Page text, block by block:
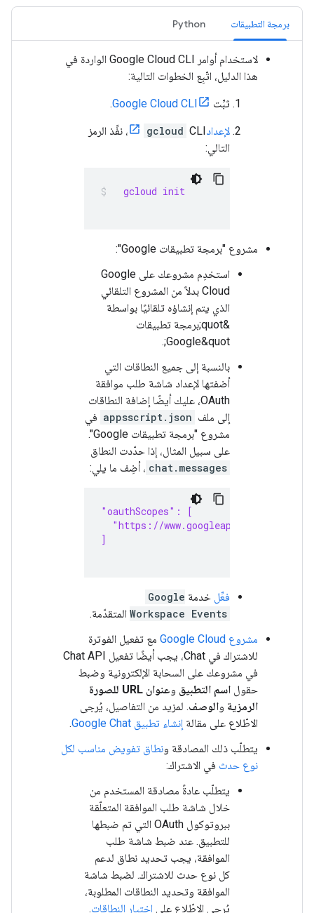
برمجة التطبيقات Python
لاستخدام أوامر Google Cloud CLI الواردة في
هذا الدليل، اتّبِع الخطوات التالية:
ثبِّت Google Cloud CLI
.
لإعداد gcloud
CLI، نفِّذ الرمز
التالي:
  gcloud init
مشروع "برمجة تطبيقات Google":
استخدِم مشروعك على Google
Cloud بدلاً من المشروع التلقائي
الذي يتم إنشاؤه تلقائيًا بواسطة
&quot;برمجة تطبيقات
Google&quot;.
بالنسبة إلى جميع النطاقات التي
أضفتها لإعداد شاشة طلب موافقة
OAuth، عليك أيضًا إضافة النطاقات
إلى ملف appsscript.json في
مشروع "برمجة تطبيقات Google".
على سبيل المثال، إذا حدّدت النطاق
chat.messages ، أضِف ما يلي:
"oauthScopes": [
"https://www.googleapis.com/auth/
]
فعِّل خدمة Google
Workspace Events المتقدّمة.
مشروع Google Cloud
مع تفعيل الفوترة
للاشتراك في Chat، يجب أيضًا تفعيل Chat API
في مشروعك على السحابة الإلكترونية وضبط
حقول اسم التطبيق و
عنوان URL للصورة
الرمزية والوصف. لمزيد من التفاصيل، يُرجى
الاطّلاع على مقالة إنشاء تطبيق Google Chat
.
يتطلّب ذلك المصادقة ونطاق تفويض مناسب لكل
نوع حدث في الاشتراك:
يتطلّب عادةً مصادقة المستخدم من
خلال شاشة طلب الموافقة المتعلّقة
ببروتوكول OAuth التي تم ضبطها
للتطبيق. عند ضبط شاشة طلب
الموافقة، يجب تحديد نطاق لدعم
كل نوع حدث للاشتراك. لضبط شاشة
الموافقة وتحديد النطاقات المطلوبة،
يُرجى الاطّلاع على اختيار النطاقات.